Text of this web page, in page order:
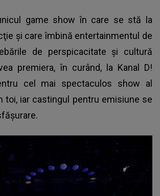
game show în care se stă la
şi care îmbină entertainmentul de
de perspicacitate şi cultură
premiera, în curând, la Kanal D!
cel mai spectaculos show al
toi, iar castingul pentru emisiune se